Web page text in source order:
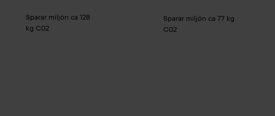
Sparar miljön ca 128
kg C02
Sparar miljön ca 77 kg
C02